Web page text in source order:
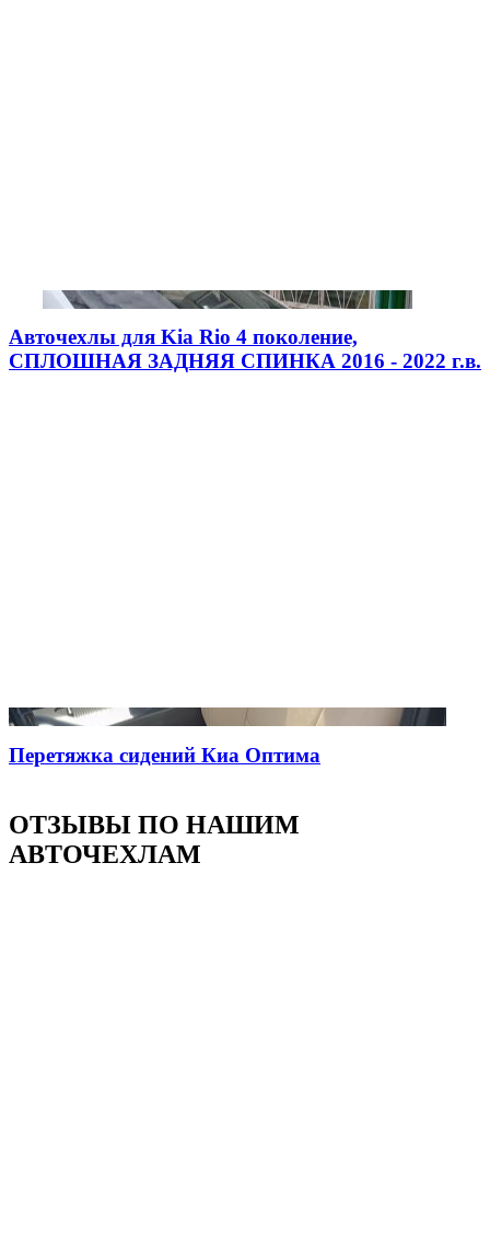
Авточехлы для Kia Rio 4 поколение,
СПЛОШНАЯ ЗАДНЯЯ СПИНКА 2016 - 2022 г.в.
Перетяжка сидений Киа Оптима
ОТЗЫВЫ ПО НАШИМ
АВТОЧЕХЛАМ